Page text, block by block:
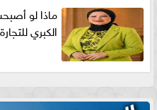
ماذا لو
الكبري